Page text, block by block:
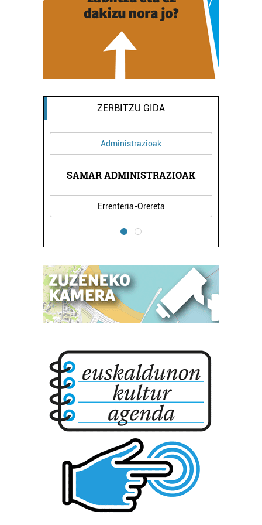
ZERBITZU GIDA
Administrazioak
SAMAR ADMINISTRAZIOAK
Errenteria-Orereta